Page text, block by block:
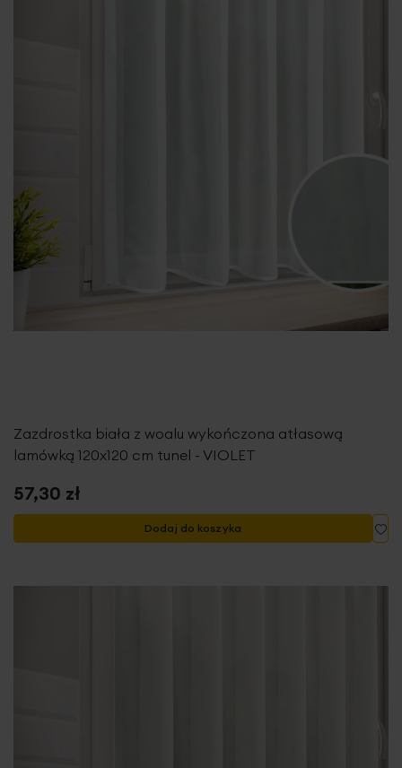
Zazdrostka biała z woalu wykończona atłasową
lamówką 120x120 cm tunel - VIOLET
57,30 zł
Dodaj do koszyka